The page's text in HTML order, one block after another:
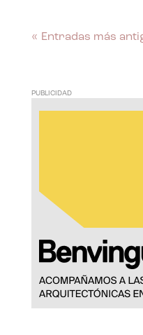
« Entradas más
PUBLICIDAD